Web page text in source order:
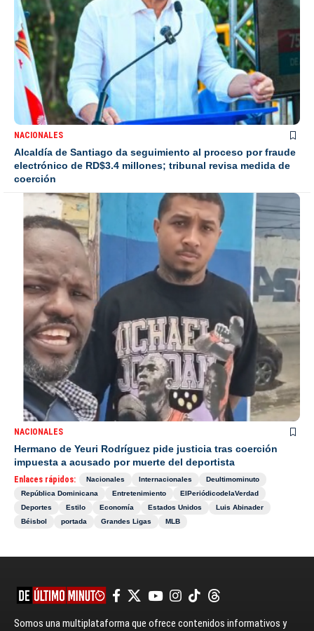
NACIONALES
Alcaldía de Santiago da seguimiento al proceso por fraude
electrónico de RD$3.4 millones; tribunal revisa medida de
coerción
NACIONALES
Hermano de Yeuri Rodríguez pide justicia tras coerción
impuesta a acusado por muerte del deportista
Enlaces rápidos: Nacionales Internacionales
Deultimominuto
República Dominicana
Entretenimiento
ElPeriódicodelaVerdad
Deportes
Estilo Economía Estados Unidos
Luis Abinader
Béisbol
portada Grandes Ligas MLB
Somos una multiplataforma que ofrece contenidos informativos y